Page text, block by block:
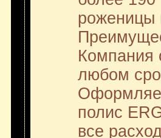
роженицы
Компания
любом
полис
все